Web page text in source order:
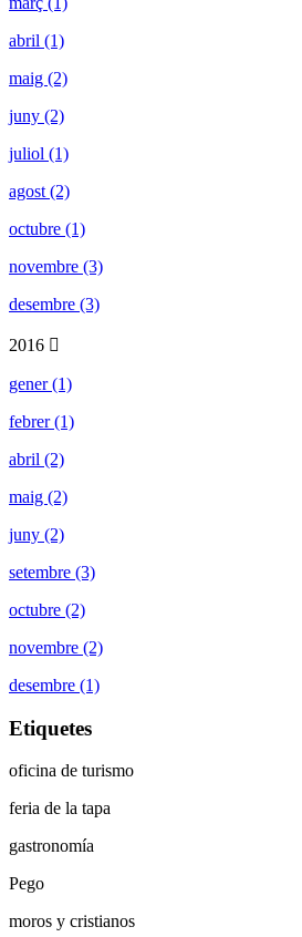
abril (1)
maig (2)
juny (2)
juliol (1)
agost (2)
octubre (1)
novembre (3)
desembre (3)
2016
gener (1)
febrer (1)
abril (2)
maig (2)
juny (2)
setembre (3)
octubre (2)
novembre (2)
desembre (1)
Etiquetes
oficina de turismo
feria de la tapa
gastronomía
Pego
moros y cristianos